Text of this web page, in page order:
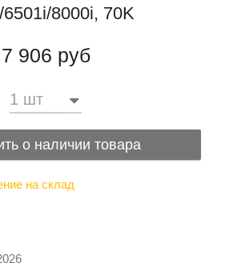
6501i/8000i, 70K
7 906 руб
о наличии товара
на склад